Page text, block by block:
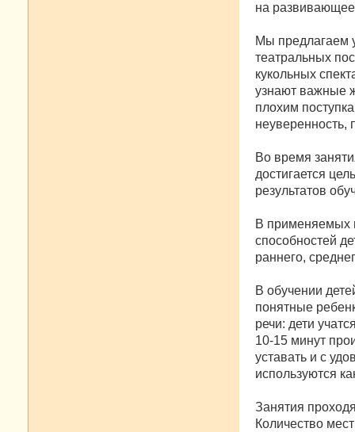
на развивающее
Мы предлагаем
театральных
кукольных
узнают важные
плохим
неуверенность,
Во время
достигается
результатов
В применяемых
способностей
раннего,
В обучении
понятные
речи: дети
10-15 минут
уставать и с
используются
Занятия
Количество